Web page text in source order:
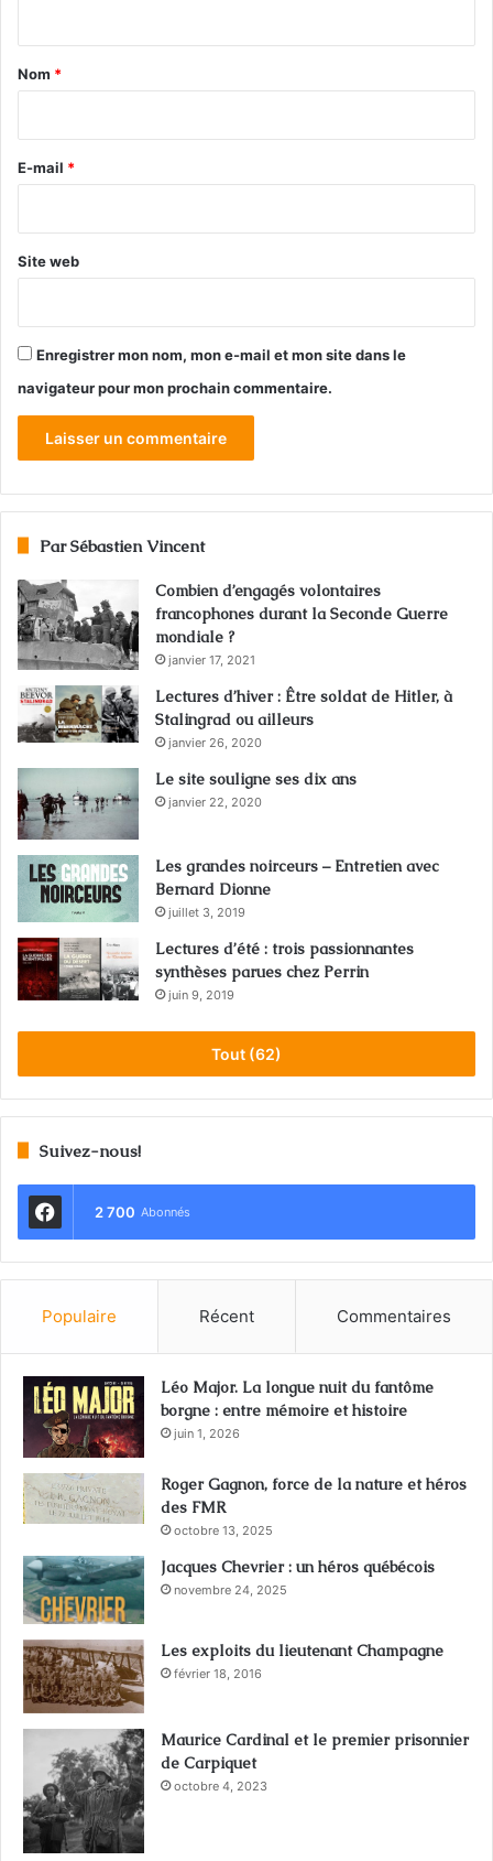
a
e
Nom *
E-mail *
Site web
Enregistrer mon nom, mon e-mail et mon site dans le
navigateur pour mon prochain commentaire.
Par Sébastien Vincent
Combien d’engagés volontaires
francophones durant la Seconde Guerre
mondiale ?
janvier 17, 2021
Lectures d’hiver : Être soldat de Hitler, à
Stalingrad ou ailleurs
janvier 26, 2020
Le site souligne ses dix ans
janvier 22, 2020
Les grandes noirceurs – Entretien avec
Bernard Dionne
juillet 3, 2019
Lectures d’été : trois passionnantes
synthèses parues chez Perrin
juin 9, 2019
Tout (62)
Suivez-nous!
2 700 Abonnés
Populaire Récent Commentaires
Léo Major. La longue nuit du fantôme
borgne : entre mémoire et histoire
juin 1, 2026
Roger Gagnon, force de la nature et héros
des FMR
octobre 13, 2025
Jacques Chevrier : un héros québécois
novembre 24, 2025
Les exploits du lieutenant Champagne
février 18, 2016
Maurice Cardinal et le premier prisonnier
de Carpiquet
octobre 4, 2023